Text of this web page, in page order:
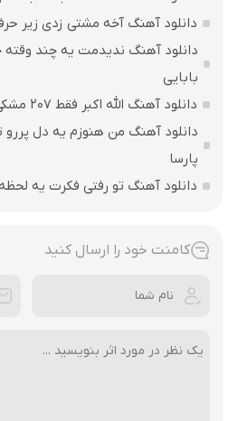
دانلود آهنگ آخه مشتی زدی زیر
دانلود آهنگ ندیدمت یه چند
بابایی
دانلود آهنگ الله اکبر فقط 207 مشکی سعید کریمی
دانلود آهنگ من هنوزم یه دل
پارسا
دانلود آهنگ تو رفتی فکرت یه
کامنت خود را ارسال کنید